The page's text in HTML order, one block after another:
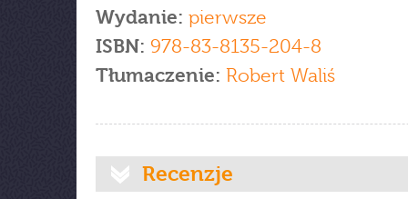
Wydanie: pierwsze
ISBN: 978-83-8135-204-8
Tłumaczenie: Robert Waliś
Recenzje